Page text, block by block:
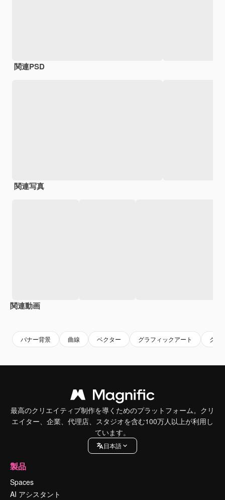
関連PSD
関連写真
関連動画
バナー背景 曲線 ベクター グラフィックアート グラ
最高のクリエイティブ制作を導くためのプラットフォーム。クリ
エイター、企業、代理店、スタジオを含む100万人以上が利用し
ています。
日本語
製品
Spaces
AI アシスタント